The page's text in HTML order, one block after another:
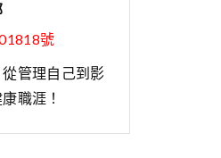
號
管理自己到影
職涯！